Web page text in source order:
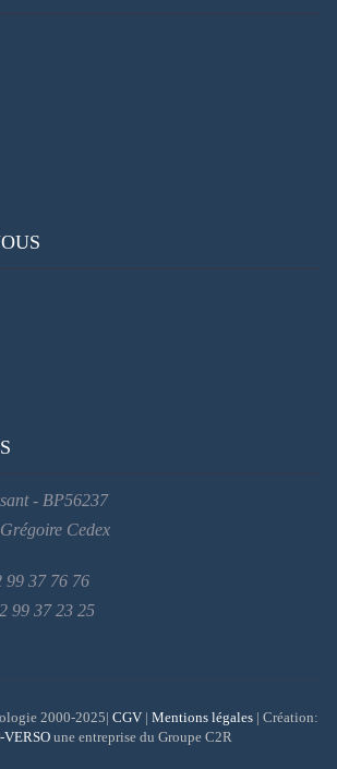
- BP56237
Cedex
99 37 76 76
99 37 23 25
2000-2025| CGV| Mentions légales| Création:
VERSOune entreprise du Groupe C2R